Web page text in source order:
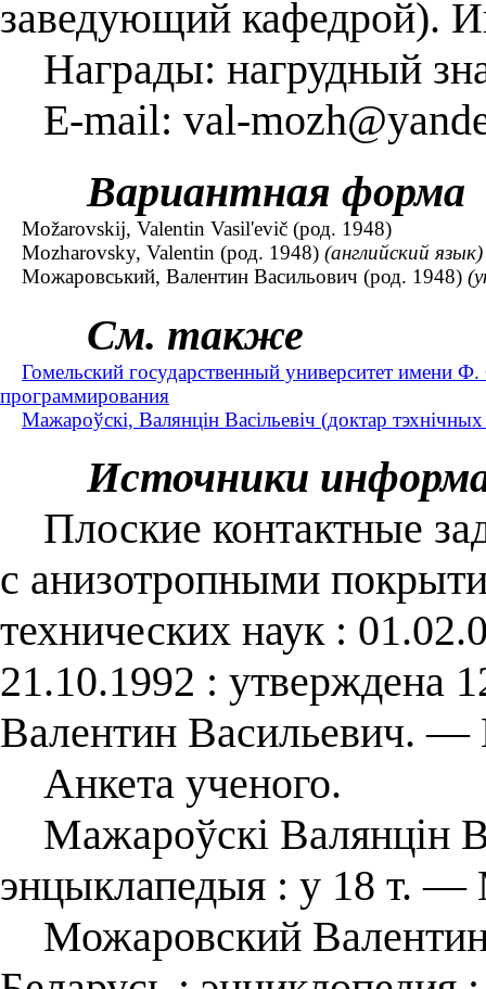
заведующий кафедрой).
Награды: нагрудный
E-mail: val-
Вариантная форма
Možarovskij, Valentin Vasil'evič (род. 1948)
Mozharovsky, Valentin (род. 1948) (английский язык)
Можаровський, Валентин Васильович (род. 1948)
См. также
Гомельский государственный университет имени
программирования
Мажароўскі, Валянцін Васільевіч (доктар
Источники
Плоские контактные
с анизотропными
технических наук :
21.10.1992 : утверждена
Валентин Васильевич. —
Анкета ученого.
Мажароўскі Валянцін
энцыклапедыя : у 18 т.
Можаровский Валентин